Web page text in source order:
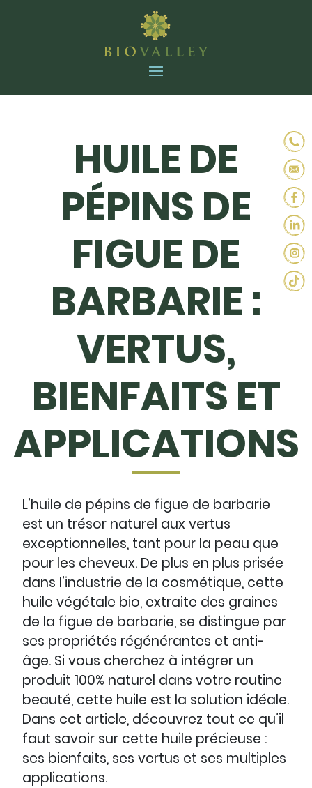
HUILE DE
PÉPINS DE
FIGUE DE
BARBARIE :
VERTUS,
BIENFAITS ET
APPLICATIONS
L’huile de pépins de figue de barbarie
est un trésor naturel aux vertus
exceptionnelles, tant pour la peau que
pour les cheveux. De plus en plus prisée
dans l’industrie de la cosmétique, cette
huile végétale bio, extraite des graines
de la figue de barbarie, se distingue par
ses propriétés régénérantes et anti-
âge. Si vous cherchez à intégrer un
produit 100% naturel dans votre routine
beauté, cette huile est la solution idéale.
Dans cet article, découvrez tout ce qu’il
faut savoir sur cette huile précieuse :
ses bienfaits, ses vertus et ses multiples
applications.